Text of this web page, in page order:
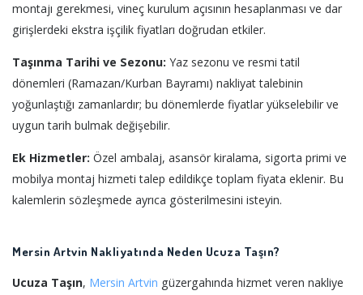
montajı gerekmesi, vineç kurulum açısının hesaplanması ve dar
girişlerdeki ekstra işçilik fiyatları doğrudan etkiler.
Taşınma Tarihi ve Sezonu: Yaz sezonu ve resmi tatil
dönemleri (Ramazan/Kurban Bayramı) nakliyat talebinin
yoğunlaştığı zamanlardır; bu dönemlerde fiyatlar yükselebilir ve
uygun tarih bulmak değişebilir.
Ek Hizmetler: Özel ambalaj, asansör kiralama, sigorta primi ve
mobilya montaj hizmeti talep edildikçe toplam fiyata eklenir. Bu
kalemlerin sözleşmede ayrıca gösterilmesini isteyin.
Mersin Artvin Nakliyatında Neden Ucuza Taşın?
Ucuza Taşın, Mersin Artvin güzergahında hizmet veren nakliye